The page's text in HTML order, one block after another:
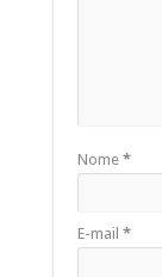
Nome *
E-mail *